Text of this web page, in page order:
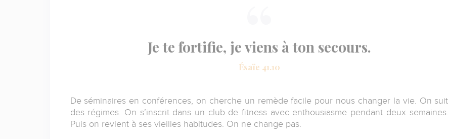
Je te fortifie, je viens à ton secours.
Ésaïe 41.10
De séminaires en conférences, on cherche un remède facile pour nous changer la vie. On suit
des régimes. On s’inscrit dans un club de fitness avec enthousiasme pendant deux semaines.
Puis on revient à ses vieilles habitudes. On ne change pas.